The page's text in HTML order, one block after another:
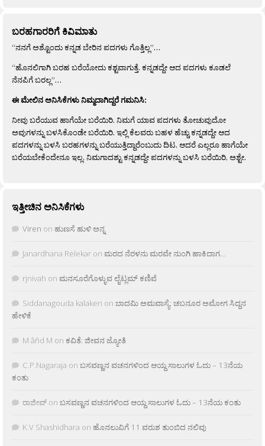
ಬರಹಗಾರರಿಗೆ ಕಿವಿಮಾತು
“ನನಗೆ ಅಶ್ಟೊಂದು ಕನ್ನಡ ಬೇರಿನ ಪದಗಳು ಗೊತ್ತಿಲ್ಲ”…
“ಹೊನಲಿಗಾಗಿ ಬರಹ ಬರೆಯೋದು ಕಶ್ಟವಾಗುತ್ತೆ. ಕನ್ನಡದ್ದೇ ಆದ ಪದಗಳು ಕೂಡಲೆ
ನೆನಪಿಗೆ ಬರಲ್ಲ”…
ಈ ಮೇಲಿನ ಅನಿಸಿಕೆಗಳು ನಿಮ್ಮದಾಗಿದ್ದರೆ ಗಮನಿಸಿ:
ನೀವು ಬರೆಯುವ ಹಾಗೆಯೇ ಬರೆಯಿರಿ. ನಿಮಗೆ ಯಾವ ಪದಗಳು ತೋಚುವುದೋ
ಅವುಗಳನ್ನು ಬಳಸಿಕೊಂಡೇ ಬರೆಯಿರಿ. ಇಲ್ಲಿ ಕೆಲವರು ಬಹಳ ಹೆಚ್ಚು ಕನ್ನಡದ್ದೇ ಆದ
ಪದಗಳನ್ನು ಬಳಸಿ ಬರಹಗಳನ್ನು ಬರೆಯುತ್ತಿದ್ದಾರೆಂಬುದು ದಿಟ. ಆದರೆ ಎಲ್ಲರೂ ಹಾಗೆಯೇ
ಬರೆಯಬೇಕೆಂದೇನೂ ಇಲ್ಲ. ನಿಮಗಾದಶ್ಟು ಕನ್ನಡದ್ದೇ ಪದಗಳನ್ನು ಬಳಸಿ ಬರೆಯಿರಿ, ಅಶ್ಟೇ.
ಇತ್ತೀಚಿನ ಅನಿಸಿಕೆಗಳು
Viren on ಹುಣಸೆ ಹುಳಿ ಅನ್ನ
Janardhana Relekar on ಮರದ ನೆರಳನು ಮರವೇ ನುಂಗಿ ಹಾಕಿದಾಗ…
rjnivah on ಮನಸೂರೆಗೊಳ್ಳುವ ಲೈಟ್ಲಮ್ ಕಣಿವೆ
Siddanagouda kalakeri on ಬಾದಮಿ ಅಮವಾಸ್ಯೆ: ಚಬನೂರ ಅಮೋಗ ಸಿದ್ದನ
ಹೇಳಿಕೆ
M âñd M on ಕವಿತೆ: ಜೀವನ ಜ್ಯೋತಿ
C.P.Nagaraja on ಬಸವಣ್ಣನ ವಚನಗಳಿಂದ ಆಯ್ದ ಸಾಲುಗಳ ಓದು – 13ನೆಯ
ಕಂತು
ರಾಜೀವ್ on ಬಸವಣ್ಣನ ವಚನಗಳಿಂದ ಆಯ್ದ ಸಾಲುಗಳ ಓದು – 13ನೆಯ ಕಂತು
K.V Shashidhara on ಹೊನಲುವಿಗೆ 11 ವರುಶ ತುಂಬಿದ ನಲಿವು